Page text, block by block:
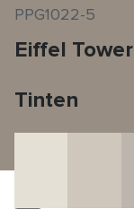
PPG1022-5
Eiffel Tower
Tinten